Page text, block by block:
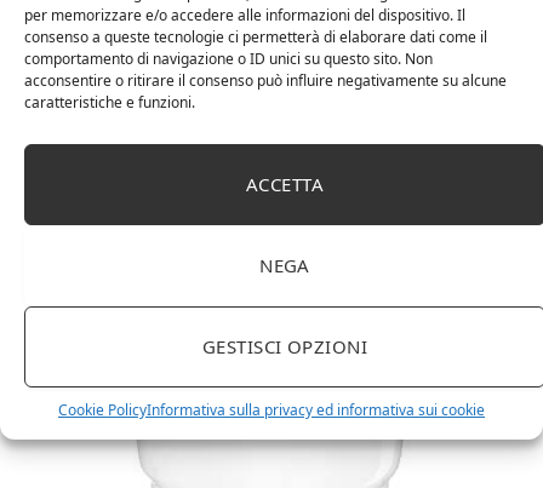
per memorizzare e/o accedere alle informazioni del dispositivo. Il
consenso a queste tecnologie ci permetterà di elaborare dati come il
comportamento di navigazione o ID unici su questo sito. Non
acconsentire o ritirare il consenso può influire negativamente su alcune
caratteristiche e funzioni.
ACCETTA
NEGA
GESTISCI OPZIONI
Cookie PolicyInformativa sulla privacy ed informativa sui cookie
Amazon Basics Martin – Libreria, 35 x 114 x 78 cm
marchio Movian)